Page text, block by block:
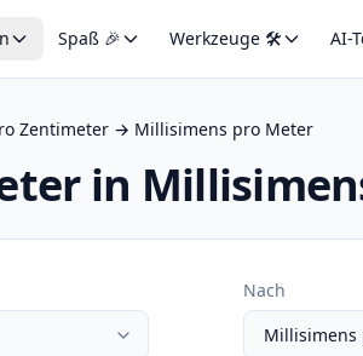
Spaß 🎉 Werkzeuge 🛠️ AI-
Zentimeter → Millisimens pro Meter
in
Nach